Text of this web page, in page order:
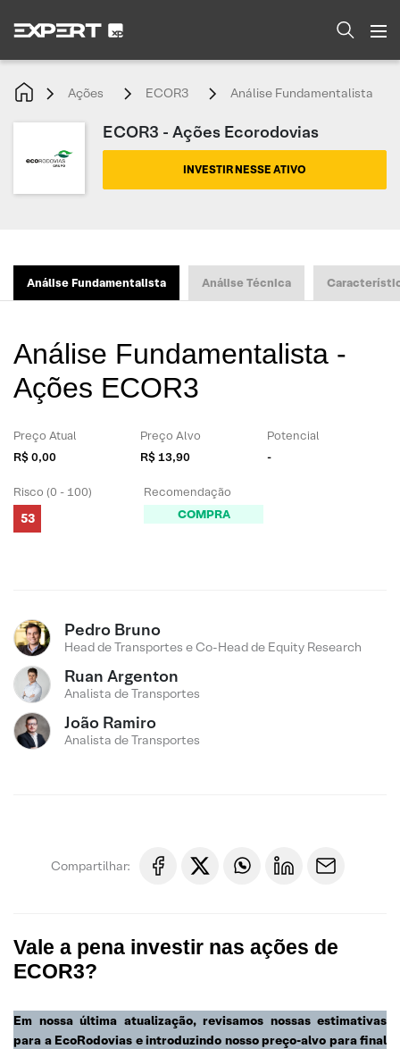
Ações ECOR3 Análise Fundamentalista
ECOR3 - Ações Ecorodovias
INVESTIR NESSE ATIVO
Análise Fundamentalista Análise Técnica
Análise Fundamentalista -
Ações ECOR3
Preço Atual
R$ 0,00
Preço Alvo
R$ 13,90
Potencial
-
Risco (0 - 100)
53
Recomendação
COMPRA
Pedro Bruno
Head de Transportes e Co-Head de Equity Research
Ruan Argenton
Analista de Transportes
João Ramiro
Analista de Transportes
Compartilhar:
Vale a pena investir nas ações de
ECOR3?
Em nossa última atualização, revisamos nossas estimativas
para a EcoRodovias e introduzindo nosso preço-alvo para final